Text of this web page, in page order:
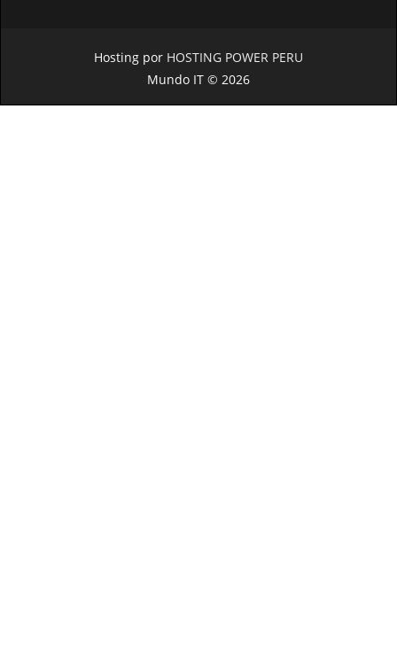
Hosting por HOSTING POWER PERU
Mundo IT © 2026